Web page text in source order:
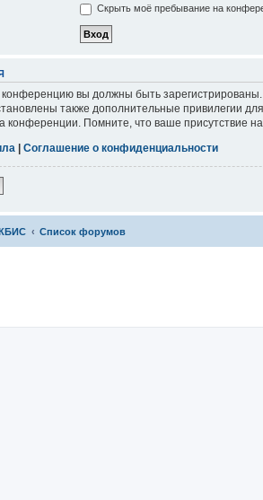
Скрыть моё пребывание на
вы должны быть
также дополнительные привилегии
конференции. Помните, что ваше присутствие
Соглашение о конфиденциальности
Список форумов